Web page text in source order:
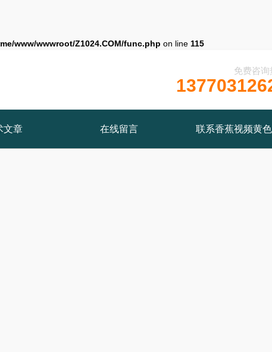
www/wwwroot/Z1024.COM/func.php on line 115
免费咨询
文章 在线留言 联系香蕉视频黄色